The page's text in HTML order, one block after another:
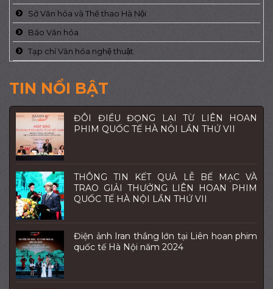
Sở Văn hóa và Thể thao Hà Nội
Báo Văn hóa
Tạp chí Văn hóa nghệ thuật
TIN NỔI BẬT
ĐÔI ĐIỀU ĐỌNG LẠI TỪ LIÊN HOAN
PHIM QUỐC TẾ HÀ NỘI LẦN THỨ VII
THÔNG TIN KẾT QUẢ LỄ BẾ MẠC VÀ
TRAO GIẢI THƯỞNG LIÊN HOAN PHIM
QUỐC TẾ HÀ NỘI LẦN THỨ VII
Điện ảnh Iran thắng lớn tại Liên hoan phim
quốc tế Hà Nội năm 2024